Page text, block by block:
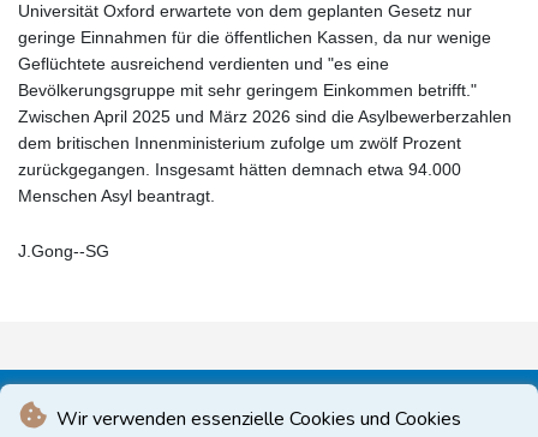
Wir verwenden essenzielle Cookies und Cookies
Universität Oxford erwartete von dem geplanten Gesetz nur
geringe Einnahmen für die öffentlichen Kassen, da nur wenige
Geflüchtete ausreichend verdienten und "es eine
Bevölkerungsgruppe mit sehr geringem Einkommen betrifft."
Zwischen April 2025 und März 2026 sind die Asylbewerberzahlen
dem britischen Innenministerium zufolge um zwölf Prozent
zurückgegangen. Insgesamt hätten demnach etwa 94.000
Menschen Asyl beantragt.
J.Gong--SG